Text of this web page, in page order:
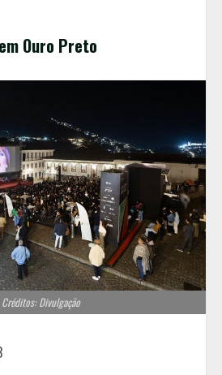
Ouro Preto
Créditos: Divulgação